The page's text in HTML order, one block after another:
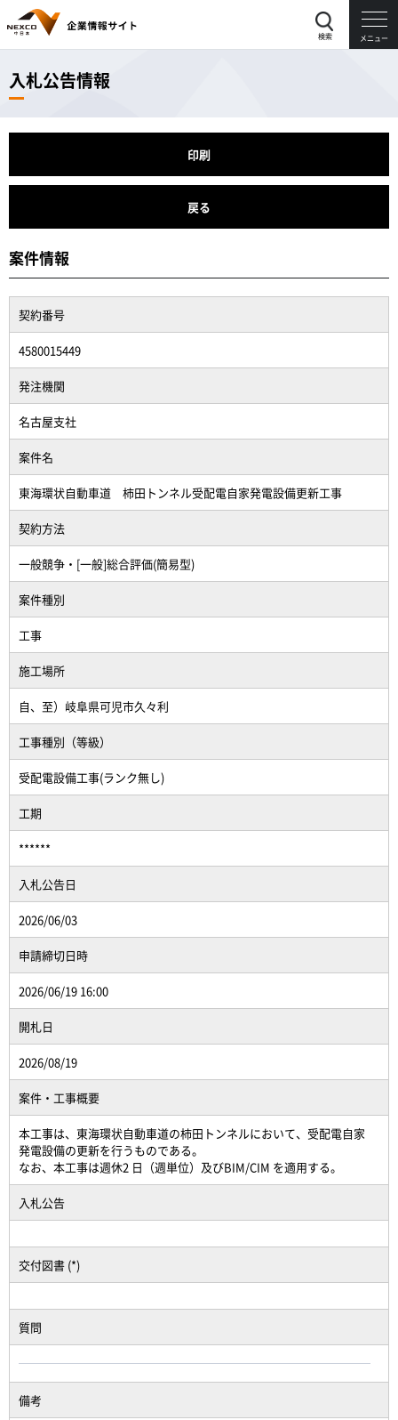
検索 メニュー
入札公告情報
印刷
戻る
案件情報
契約番号
4580015449
発注機関
名古屋支社
案件名
東海環状自動車道 柿田トンネル受配電自家発電設備更新工事
契約方法
一般競争・[一般]総合評価(簡易型)
案件種別
工事
施工場所
自、至）岐阜県可児市久々利
工事種別（等級）
受配電設備工事(ランク無し)
工期
******
入札公告日
2026/06/03
申請締切日時
2026/06/19 16:00
開札日
2026/08/19
案件・工事概要
本工事は、東海環状自動車道の柿田トンネルにおいて、受配電自家
発電設備の更新を行うものである。
なお、本工事は週休2 日（週単位）及びBIM/CIM を適用する。
入札公告
交付図書 (*)
質問
備考